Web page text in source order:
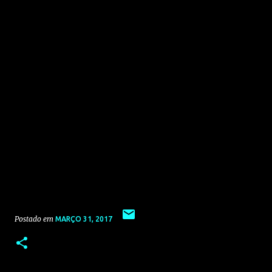
Postado em MARÇO 31, 2017